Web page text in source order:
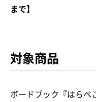
まで】
対象商品
ボードブック『はらぺ